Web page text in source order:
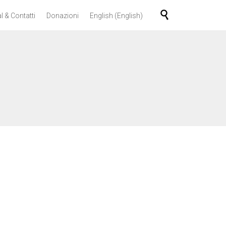
Skip
& Contatti Donazioni English (English) 